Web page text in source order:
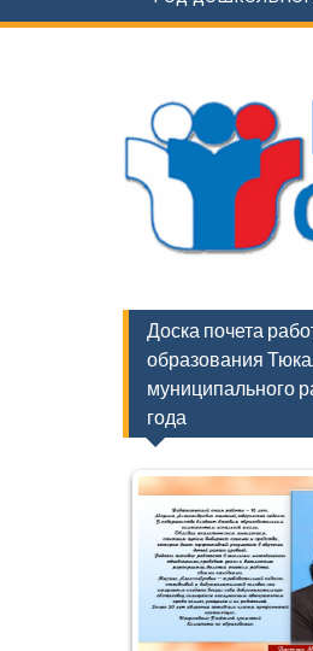
Доска почета
образования
муниципального
года